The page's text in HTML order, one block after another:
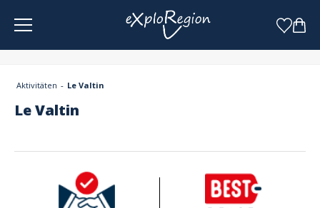
Aktivitäten Le Valtin
Le Valtin